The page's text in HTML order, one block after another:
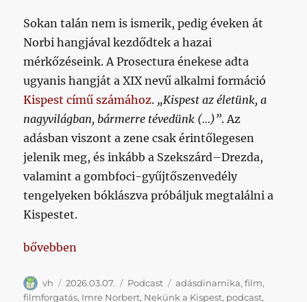
Sokan talán nem is ismerik, pedig éveken át
Norbi hangjával kezdődtek a hazai
mérkőzéseink. A Prosectura énekese adta
ugyanis hangját a XIX nevű alkalmi formáció
Kispest című számához. „Kispest az életünk, a
nagyvilágban, bármerre tévedünk (…)”. Az
adásban viszont a zene csak érintőlegesen
jelenik meg, és inkább a Szekszárd–Drezda,
valamint a gombfoci-gyűjtőszenvedély
tengelyeken bóklászva próbáljuk megtalálni a
Kispestet.
„A történetek köztünk járnak sorozatunkból: Imre
bővebben
Szerző
vh Közzétéve
2026.03.07. Kategória
Podcast Címke
adásdinamika,film,
filmforgatás, Imre Norbert, Nekünk a Kispest, podcast,